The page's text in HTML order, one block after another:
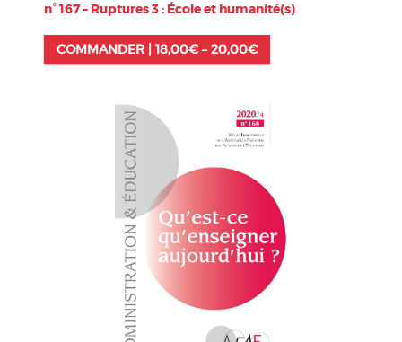
n° 167 – Ruptures 3 : École et humanité(s)
COMMANDER | 18,00€–20,00€